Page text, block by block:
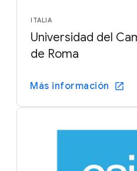
ITALIA
Universidad del
de Roma
Más información